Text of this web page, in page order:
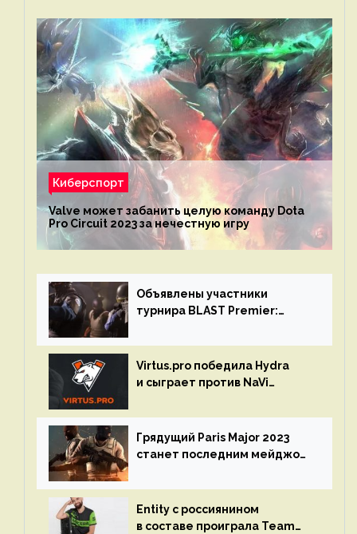
Киберспорт
Valve может забанить целую команду Dota
Pro Circuit 2023 за нечестную игру
Объявлены участники
турнира BLAST Premier:
Virtus.pro победила Hydra
и сыграет против NaVi
Грядущий Paris Major 2023
станет последним мейджор-
Entity с россиянином
в составе проиграла Team